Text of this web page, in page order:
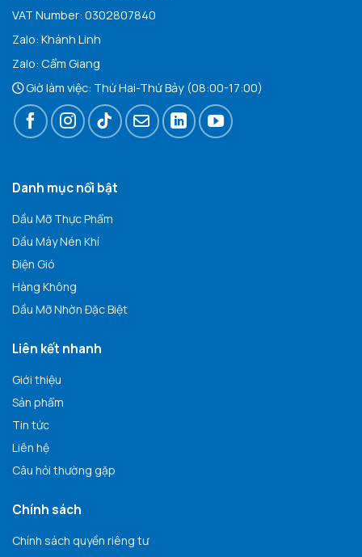
VAT Number: 0302807840
Zalo: Khánh Linh
Zalo: Cẩm Giang
Giờ làm việc: Thứ Hai-Thứ Bảy (08:00-17:00)
Danh mục nổi bật
Dầu Mỡ Thực Phẩm
Dầu Máy Nén Khí
Điện Gió
Hàng Không
Dầu Mỡ Nhờn Đặc Biệt
Liên kết nhanh
Giới thiệu
Sản phẩm
Tin tức
Liên hệ
Câu hỏi thường gặp
Chính sách
Chính sách quyền riêng tư